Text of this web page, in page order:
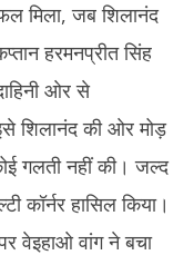
मिला, जब शिलानंद
हरमनप्रीत सिंह
ओर से
शिलानंद की ओर मोड़
गलती नहीं की। जल्द
कॉर्नर हासिल किया।
वेइहाओ वांग ने बचा